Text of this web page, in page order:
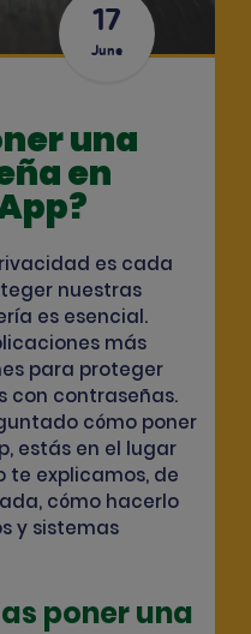
17
June
una
en
es cada
nuestras
es esencial.
más
para proteger
con contraseñas.
cómo poner
estás en el lugar
te explicamos, de
cómo hacerlo
y sistemas
poner una